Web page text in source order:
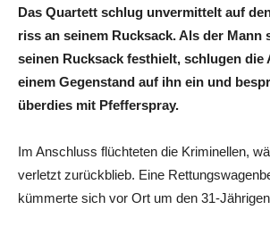
Das Quartett schlug unvermittelt auf
riss an seinem Rucksack. Als der Mann
seinen Rucksack festhielt, schlugen die
einem Gegenstand auf ihn ein und
überdies mit Pfefferspray.
Im Anschluss flüchteten die Kriminellen,
verletzt zurückblieb. Eine
kümmerte sich vor Ort um den 31-